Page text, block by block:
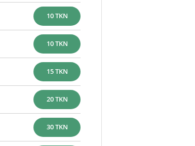
10 TKN
10 TKN
15 TKN
20 TKN
30 TKN